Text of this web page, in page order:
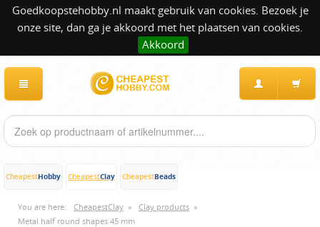
Goedkoopstehobby.nl maakt gebruik van cookies. Bezoek je
onze site, dan ga je akkoord met het plaatsen van cookies.
Akkoord
CheapestHobby CheapestClay CheapestBeads
You are here: CheapestClay » Clay products »
Metal half round shapes 45 mm